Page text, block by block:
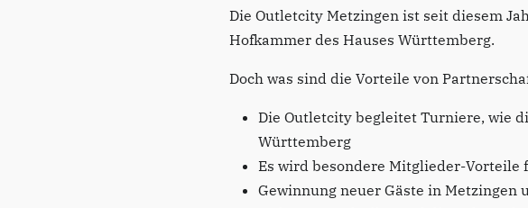
Die Outletcity Metzingen ist seit diesem
Hofkammer des Hauses Württemberg.
Doch was sind die Vorteile von
Die Outletcity begleitet Turniere, wie
Württemberg
Es wird besondere Mitglieder-Vorteile
Gewinnung neuer Gäste in Metzingen